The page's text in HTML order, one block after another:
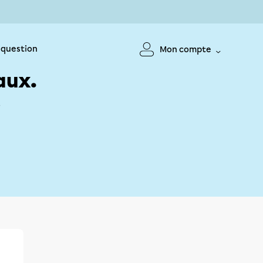
Mon compte